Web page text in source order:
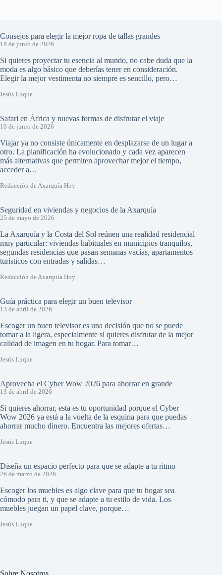
Consejos para elegir la mejor ropa de tallas grandes
18 de junio de 2026
Si quieres proyectar tu esencia al mundo, no cabe duda que la
moda es algo básico que deberías tener en consideración.
Elegir la mejor vestimenta no siempre es sencillo, pero…
Jesús Luque
Safari en África y nuevas formas de disfrutar el viaje
10 de junio de 2026
Viajar ya no consiste únicamente en desplazarse de un lugar a
otro. La planificación ha evolucionado y cada vez aparecen
más alternativas que permiten aprovechar mejor el tiempo,
acceder a…
Redacción de Axarquía Hoy
Seguridad en viviendas y negocios de la Axarquía
25 de mayo de 2026
La Axarquía y la Costa del Sol reúnen una realidad residencial
muy particular: viviendas habituales en municipios tranquilos,
segundas residencias que pasan semanas vacías, apartamentos
turísticos con entradas y salidas…
Redacción de Axarquía Hoy
Guía práctica para elegir un buen televisor
13 de abril de 2026
Escoger un buen televisor es una decisión que no se puede
tomar a la ligera, especialmente si quieres disfrutar de la mejor
calidad de imagen en tu hogar. Para tomar…
Jesús Luque
Aprovecha el Cyber Wow 2026 para ahorrar en grande
13 de abril de 2026
Si quieres ahorrar, esta es tu oportunidad porque el Cyber
Wow 2026 ya está a la vuelta de la esquina para que puedas
ahorrar mucho dinero. Encuentra las mejores ofertas…
Jesús Luque
Diseña un espacio perfecto para que se adapte a tu ritmo
26 de marzo de 2026
Escoger los muebles es algo clave para que tu hogar sea
cómodo para ti, y que se adapte a tu estilo de vida. Los
muebles juegan un papel clave, porque…
Jesús Luque
Sobre Nosotros